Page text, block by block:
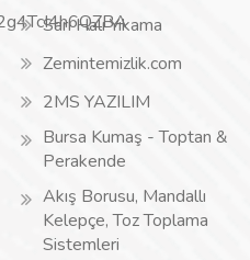
Sarı Halı Yıkama
Zemintemizlik.com
2MS YAZILIM
Bursa Kumaş - Toptan &
Perakende
Akış Borusu, Mandallı
Kelepçe, Toz Toplama
Sistemleri